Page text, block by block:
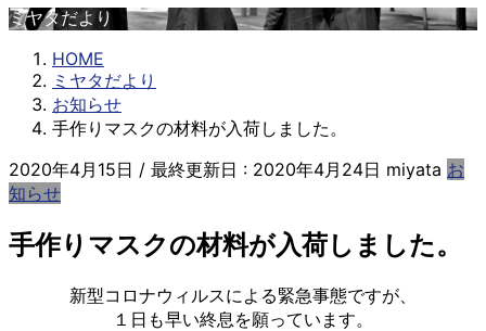
ミヤタだより
HOME
ミヤタだより
お知らせ
手作りマスクの材料が入荷しました。
2020年4月15日 / 最終更新日 : 2020年4月24日 miyata お
知らせ
手作りマスクの材料が入荷しました。
新型コロナウィルスによる緊急事態ですが、
１日も早い終息を願っています。